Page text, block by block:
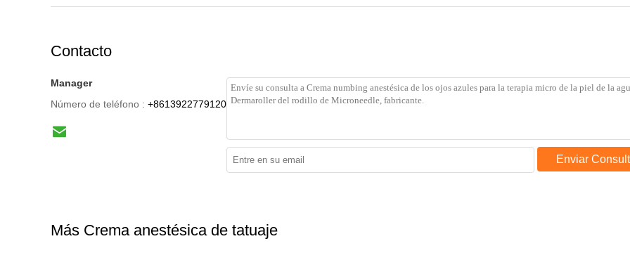
Contacto
Manager
Número de teléfono : +8613922779120
Enviar
Más Crema anestésica de tatuaje